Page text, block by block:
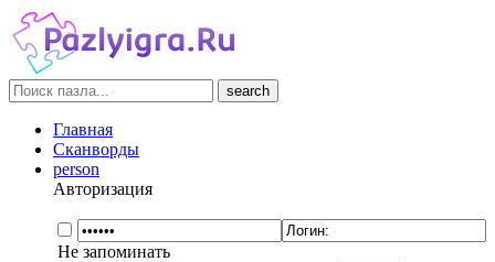
search
Главная
Сканворды
person
Авторизация
Не запоминать